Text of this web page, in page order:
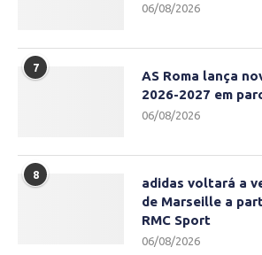
06/08/2026
7
AS Roma lança
2026-2027 em
06/08/2026
8
adidas voltará a
de Marseille a
RMC Sport
06/08/2026